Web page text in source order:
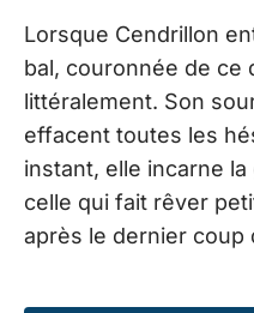
Lorsque Cendrillon
bal, couronnée de ce
littéralement. Son
effacent toutes les
instant, elle incarne
celle qui fait rêver
après le dernier coup